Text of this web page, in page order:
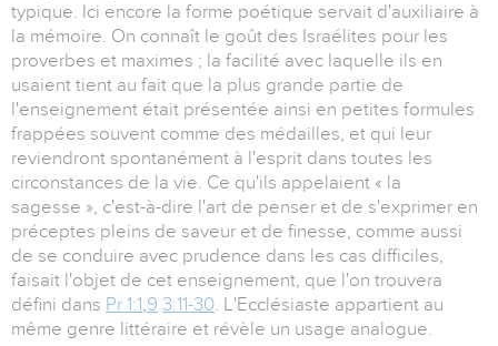
typique. Ici encore la forme poétique servait d'auxiliaire à
la mémoire. On connaît le goût des Israélites pour les
proverbes et maximes ; la facilité avec laquelle ils en
usaient tient au fait que la plus grande partie de
l'enseignement était présentée ainsi en petites formules
frappées souvent comme des médailles, et qui leur
reviendront spontanément à l'esprit dans toutes les
circonstances de la vie. Ce qu'ils appelaient « la
sagesse », c'est-à-dire l'art de penser et de s'exprimer en
préceptes pleins de saveur et de finesse, comme aussi
de se conduire avec prudence dans les cas difficiles,
faisait l'objet de cet enseignement, que l'on trouvera
défini dans Pr 1:1,9 3:11-30. L'Ecclésiaste appartient au
même genre littéraire et révèle un usage analogue.